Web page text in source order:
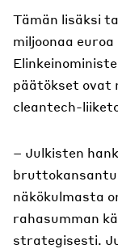
Tämän lisäksi
miljoonaa
päätökset ovat
cleantech-
– Julkisten
näkökulmasta
rahasumman
strategisesti.